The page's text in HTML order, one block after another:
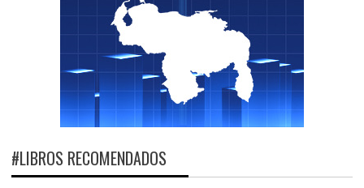
#LIBROS RECOMENDADOS